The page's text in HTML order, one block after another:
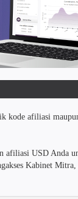
afiliasi
afiliasi USD Anda
Kabinet